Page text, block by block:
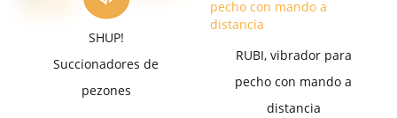
SHUP!
Succionadores de
pezones
RUBI, vibrador para
pecho con mando a
distancia